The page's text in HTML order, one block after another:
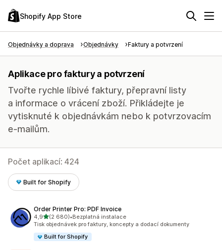
Shopify App Store
Objednávky a doprava Objednávky Faktury a potvrzení
Aplikace pro faktury a potvrzení
Tvořte rychle líbivé faktury, přepravní listy
a informace o vrácení zboží. Přikládejte je
vytisknuté k objednávkám nebo k potvrzovacím
e-mailům.
Počet aplikací: 424
Built for Shopify
Order Printer Pro: PDF Invoice
4,9z 5 hvězd
(2 680)
Celkový počet recenzí: 2680
•Bezplatná instalace
Tisk objednávek pro faktury, koncepty a dodací dokumenty
Built for Shopify